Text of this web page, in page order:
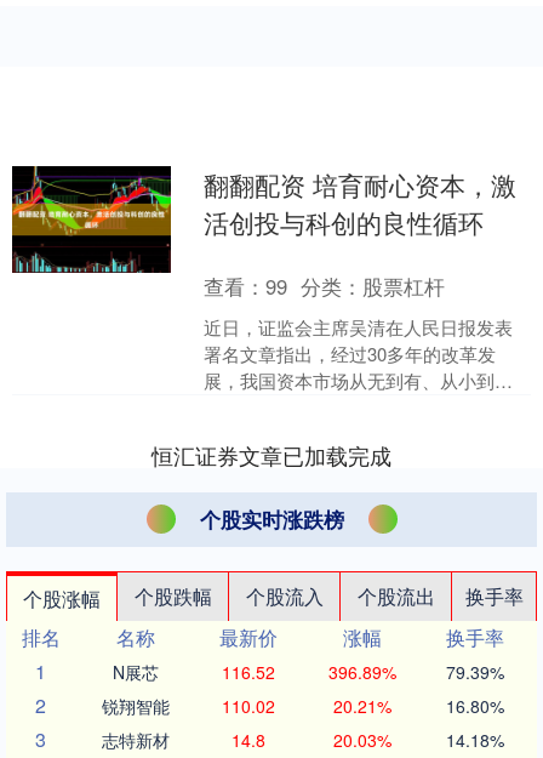
翻翻配资 培育耐心资本，激
活创投与科创的良性循环
查看：99 分类： 股票杠杆
近日，证监会主席吴清在人民日报发表
署名文章指出，经过30多年的改革发
展，我国资本市场从无到有、从小到
恒汇证券文章已加载完成
个股实时涨跌榜
个股涨幅 个股跌幅 个股流入 个股流出
换手率
排名
名称 最新价 涨幅
换手率
1
N展芯 116.52 396.89% 79.39%
2 锐翔智能 110.02 20.21% 16.80%
3 志特新材 14.8 20.03% 14.18%